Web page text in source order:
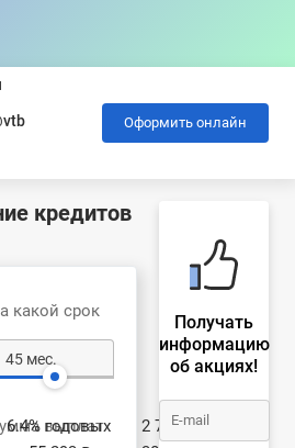
Оформить онлайн
кредитов
какой срок
6.4% годовых
выплат
2 778 600 ₽
Получать
информацию
об акциях!